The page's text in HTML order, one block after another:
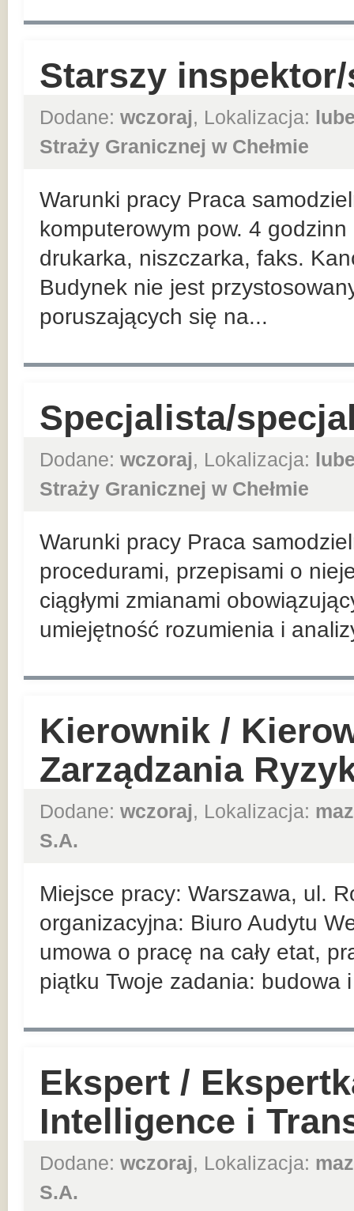
Starszy
Dodane: wczoraj, Lokalizacja:
Straży Granicznej w Chełmie
Warunki pracy Praca
komputerowym pow. 4
drukarka, niszczarka, faks.
Budynek nie jest
poruszających się na...
Specjalista/
Dodane: wczoraj, Lokalizacja:
Straży Granicznej w Chełmie
Warunki pracy Praca
procedurami, przepisami o
ciągłymi zmianami
umiejętność rozumienia i
Kierownik /
Zarządzania
Dodane: wczoraj, Lokalizacja:
S.A.
Miejsce pracy: Warszawa, ul.
organizacyjna: Biuro Audytu
umowa o pracę na cały etat,
piątku Twoje zadania: budowa
Ekspert /
Intelligence i
Dodane: wczoraj, Lokalizacja:
S.A.